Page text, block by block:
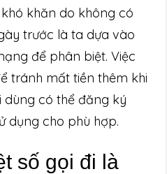
khăn do không có
trước là ta dựa vào
để phân biệt. Việc
tránh mất tiền thêm khi
dùng có thể đăng ký
dụng cho phù hợp.
số gọi đi là